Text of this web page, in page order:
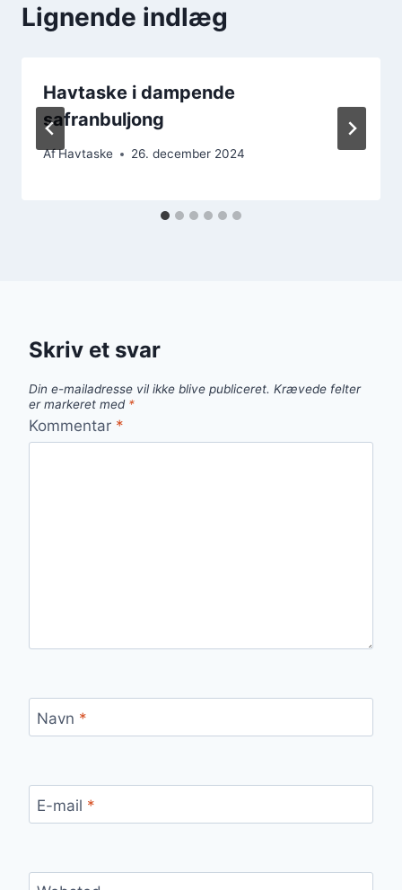
Lignende indlæg
Havtaske i dampende
safranbuljong
AfHavtaske 26. december 2024
Skriv et svar
Din e-mailadresse vil ikke blive publiceret. Krævede felter
er markeret med *
Kommentar *
Navn *
E-mail *